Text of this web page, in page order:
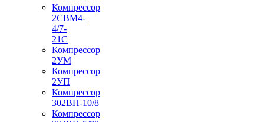
Компрессор
2СВМ4-
4/7-
21С
Компрессор
2УМ
Компрессор
2УП
Компрессор
302ВП-10/8
Компрессор